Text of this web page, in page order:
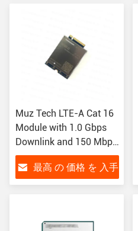
Muz Tech LTE-A Cat 16
Module with 1.0 Gbps
Downlink and 150 Mbps
Uplink for Global
Wireless Connectivity
最高 の 価格 を 入手